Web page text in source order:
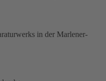
in der Marlener-